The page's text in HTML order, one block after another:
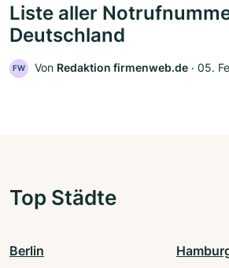
Liste aller
Deutschland
FW Von Redaktion firmenweb.de ‧ 05.
Top Städte
Berlin